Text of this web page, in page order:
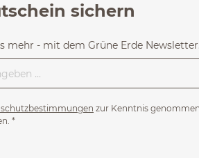
sichern
mehr - mit dem Grüne Erde Newsletter.
zur Kenntnis
*